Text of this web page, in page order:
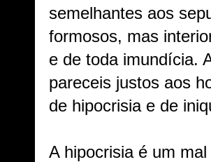
semelhantes aos
formosos, mas
e de toda imundícia.
pareceis justos aos
de hipocrisia e de
A hipocrisia é um